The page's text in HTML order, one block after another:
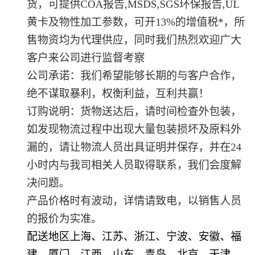
货，可提供COA报告,MSDS,SGS环保报告,UL
黄卡及物性加工参数，可开13%的增值税*，所
售物资均为代理供应，同时我们热烈欢迎广大
客户来公司进行监督考察
公司承诺：我们希望能够长期的与客户合作，
绝不谋取暴利，权衡利益，互利共赢！
订购说明：货物送达后，请时间检查外包装，
如发现物流过程中出现大量包装损坏及原料外
漏的，请让物流人员出具证明并保存，并在24
小时内与我司相关人员取得联系，我们会度解
决问题。
产品价格时有波动，详情请致电，以销售人员
的报价为实准。
配送地区上海、江苏、浙江、宁波、安徽、福